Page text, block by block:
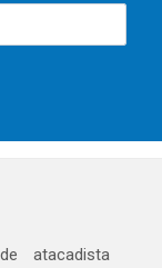
atacadista